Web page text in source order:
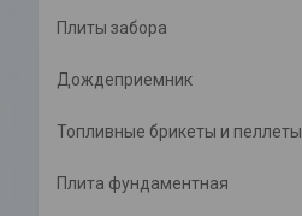
Плиты забора
Дождеприемник
Топливные брикеты и пеллеты
Плита фундаментная